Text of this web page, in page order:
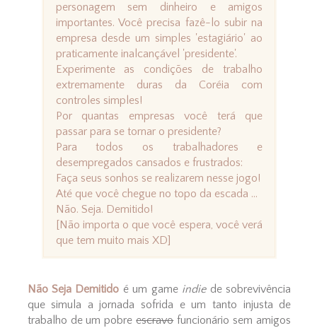
personagem sem dinheiro e amigos
importantes. Você precisa fazê-lo subir na
empresa desde um simples 'estagiário' ao
praticamente inalcançável 'presidente'.
Experimente as condições de trabalho
extremamente duras da Coréia com
controles simples!
Por quantas empresas você terá que
passar para se tornar o presidente?
Para todos os trabalhadores e
desempregados cansados e frustrados:
Faça seus sonhos se realizarem nesse jogo!
Até que você chegue no topo da escada ...
Não. Seja. Demitido!
[Não importa o que você espera, você verá
que tem muito mais XD]
Não Seja Demitido é um game indiede sobrevivência
que simula a jornada sofrida e um tanto injusta de
trabalho de um pobreescravofuncionário sem amigos